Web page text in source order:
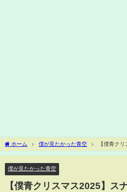
ホーム 僕が見たかった青空
【僕青ク
渡し会の1日に密着！
僕が見たかった青空
【僕青クリスマス2025】ス